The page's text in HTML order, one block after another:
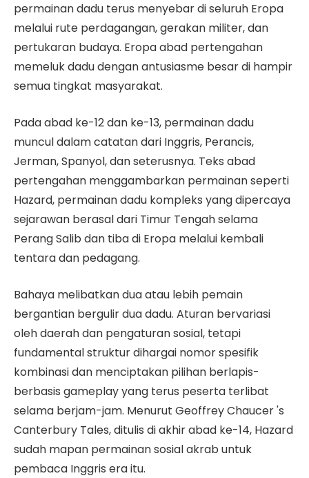
permainan dadu terus menyebar di seluruh Eropa
melalui rute perdagangan, gerakan militer, dan
pertukaran budaya. Eropa abad pertengahan
memeluk dadu dengan antusiasme besar di hampir
semua tingkat masyarakat.
Pada abad ke-12 dan ke-13, permainan dadu
muncul dalam catatan dari Inggris, Perancis,
Jerman, Spanyol, dan seterusnya. Teks abad
pertengahan menggambarkan permainan seperti
Hazard, permainan dadu kompleks yang dipercaya
sejarawan berasal dari Timur Tengah selama
Perang Salib dan tiba di Eropa melalui kembali
tentara dan pedagang.
Bahaya melibatkan dua atau lebih pemain
bergantian bergulir dua dadu. Aturan bervariasi
oleh daerah dan pengaturan sosial, tetapi
fundamental struktur dihargai nomor spesifik
kombinasi dan menciptakan pilihan berlapis-
berbasis gameplay yang terus peserta terlibat
selama berjam-jam. Menurut Geoffrey Chaucer 's
Canterbury Tales, ditulis di akhir abad ke-14, Hazard
sudah mapan permainan sosial akrab untuk
pembaca Inggris era itu.